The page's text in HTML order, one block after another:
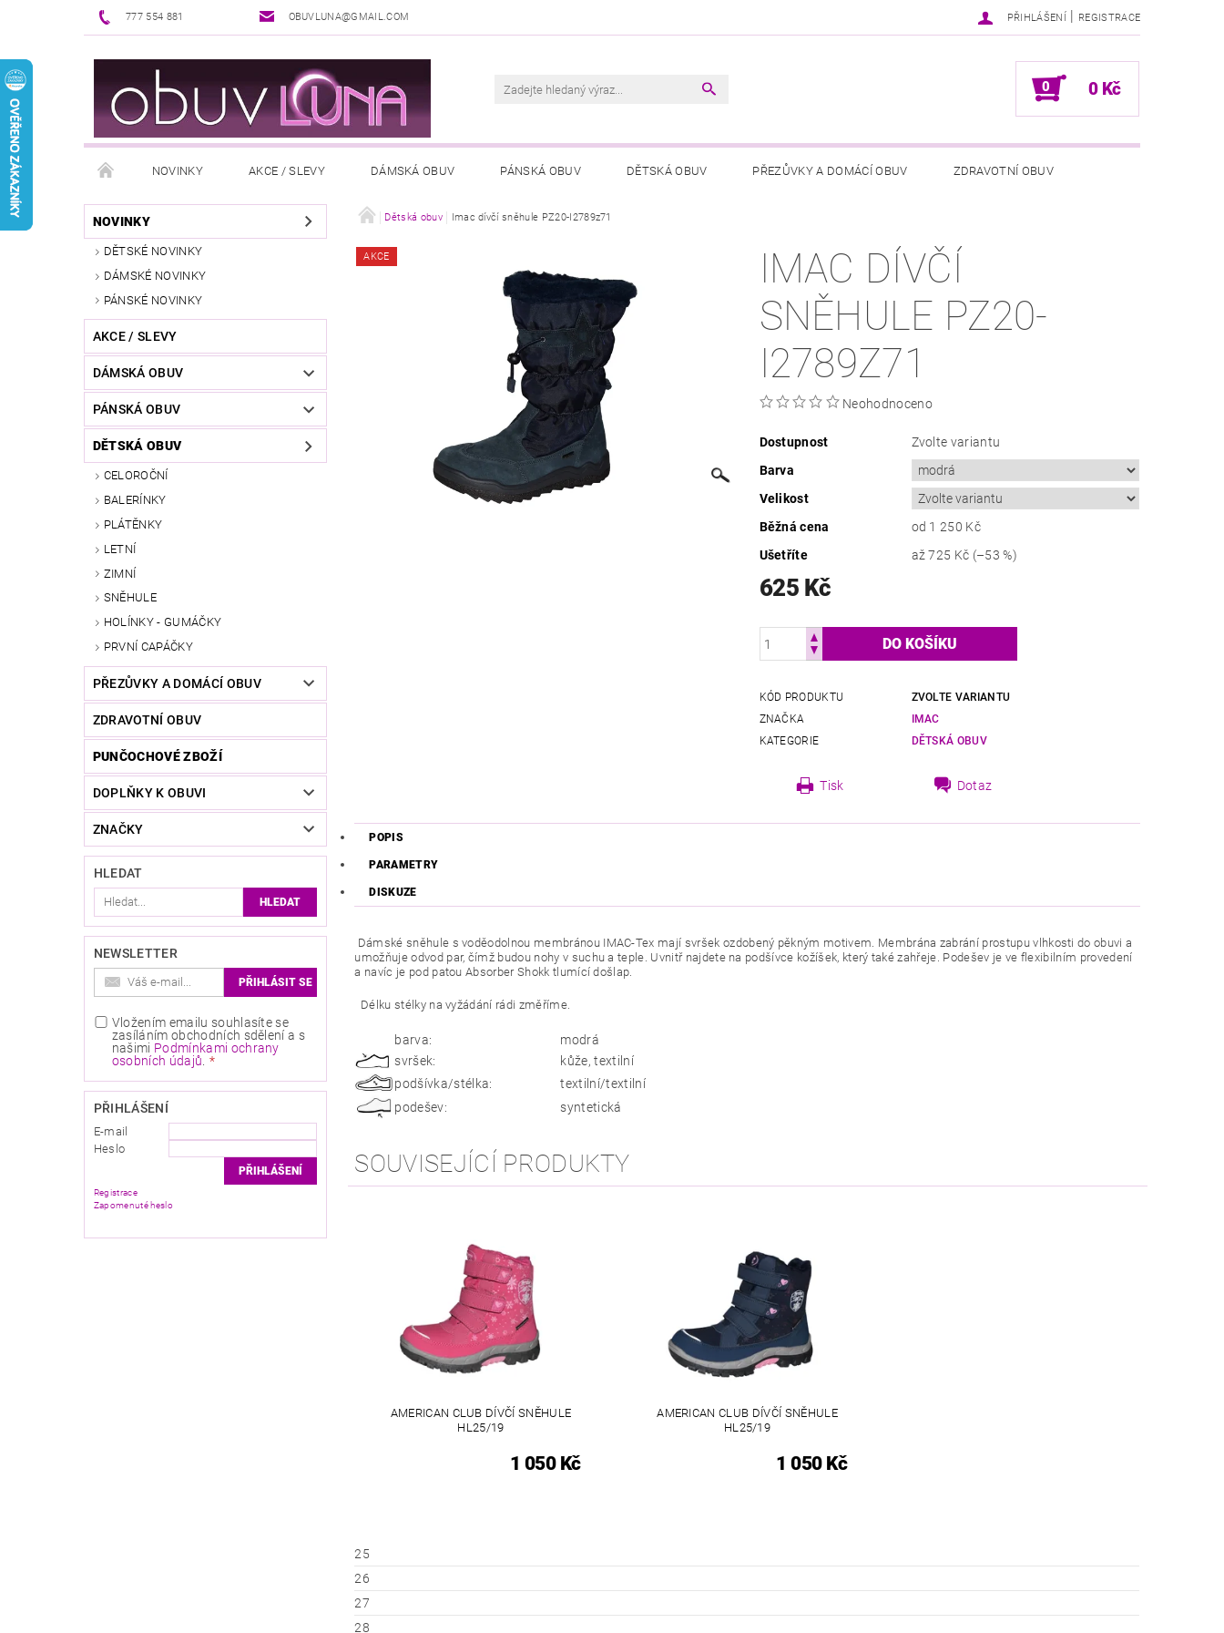
777 554 881 OBUVLUNA@GMAIL.COM PŘIHLÁŠENÍ | REGISTRACE
0 0 Kč
NOVINKY AKCE / SLEVY DÁMSKÁ OBUV PÁNSKÁ OBUV DĚTSKÁ OBUV PŘEZŮVKY A DOMÁCÍ OBUV ZDRAVOTNÍ OBUV
PUNČOCHOVÉ ZBOŽÍ DOPLŇKY K OBUVI VŠEOBECNÉ OBCHODNÍ PODMÍNKY
REKLAMAČNÍ ŘÁD OŠETŘOVÁNÍ A ÚDRŽBA
NOVINKY
DĚTSKÉ NOVINKY
DÁMSKÉ NOVINKY
PÁNSKÉ NOVINKY
AKCE / SLEVY
DÁMSKÁ OBUV
PÁNSKÁ OBUV
DĚTSKÁ OBUV
CELOROČNÍ
BALERÍNKY
PLÁTĚNKY
LETNÍ
ZIMNÍ
SNĚHULE
HOLÍNKY - GUMÁČKY
PRVNÍ CAPÁČKY
PŘEZŮVKY A DOMÁCÍ OBUV
ZDRAVOTNÍ OBUV
PUNČOCHOVÉ ZBOŽÍ
DOPLŇKY K OBUVI
ZNAČKY
HLEDAT
NEWSLETTER
Vložením emailu souhlasíte se
zasíláním obchodních sdělení a s
našimi Podmínkami ochrany
osobních údajů
PŘIHLÁŠENÍ
E-mail
Heslo
Registrace
Zapomenuté heslo
Dětská obuv Imac dívčí sněhule PZ20-I2789z71
AKCE
IMAC DÍVČÍ
SNĚHULE PZ20-
I2789Z71
Neohodnoceno
Dostupnost
Zvolte variantu
Barva
Velikost
Běžná cena
od 1 250 Kč
Ušetříte
až725 Kč (–53 %)
625 Kč
KÓD PRODUKTU
ZVOLTE VARIANTU
ZNAČKA
IMAC
KATEGORIE
DĚTSKÁ OBUV
Tisk Dotaz
POPIS
PARAMETRY
DISKUZE
Dámské sněhule s voděodolnou membránou IMAC-Tex mají svršek ozdobený pěkným motivem. Membrána zabrání prostupu vlhkosti do obuvi a
umožňuje odvod par, čímž budou nohy v suchu a teple. Uvnitř najdete na podšívce kožíšek, který také zahřeje. Podešev je ve flexibilním provedení
a navíc je pod patou Absorber Shokk tlumící došlap.
Délku stélky na vyžádání rádi změříme.
barva:
modrá
svršek:
kůže, textilní
podšívka/stélka:
textilní/textilní
podešev:
syntetická
SOUVISEJÍCÍ PRODUKTY
AMERICAN CLUB DÍVČÍ SNĚHULE
HL25/19
1 050 Kč
AMERICAN CLUB DÍVČÍ SNĚHULE
HL25/19
1 050 Kč
25
26
27
28